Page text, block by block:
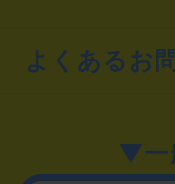
よくあるお
▼一